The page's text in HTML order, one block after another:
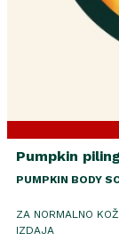
Pumpkin
PUMPKIN BODY
ZA NORMALNO
IZDAJA